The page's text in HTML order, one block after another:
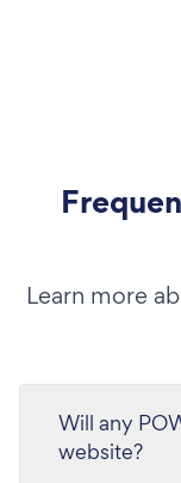
Learn more
Will any
website?